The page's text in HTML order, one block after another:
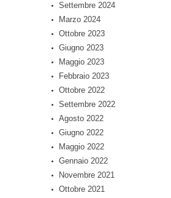
Settembre 2024
Marzo 2024
Ottobre 2023
Giugno 2023
Maggio 2023
Febbraio 2023
Ottobre 2022
Settembre 2022
Agosto 2022
Giugno 2022
Maggio 2022
Gennaio 2022
Novembre 2021
Ottobre 2021